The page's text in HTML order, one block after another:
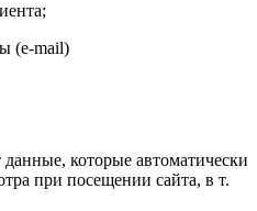
(e-mail)
которые автоматически
при посещении сайта, в т.